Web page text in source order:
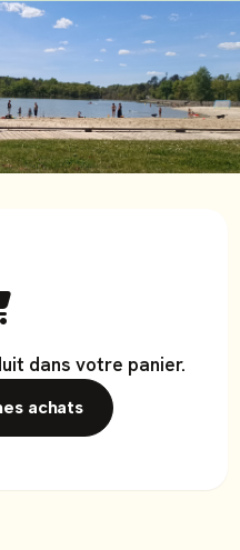
dans votre panier.
achats